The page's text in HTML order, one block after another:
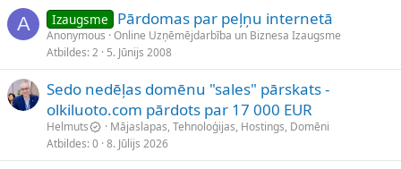
A Izaugsme Pārdomas par peļņu internetā
Anonymous Online Uzņēmējdarbība un Biznesa Izaugsme
Atbildes 2 5. Jūnijs 2008
Sedo nedēļas domēnu "sales" pārskats -
olkiluoto.com pārdots par 17 000 EUR
Helmuts
Mājaslapas, Tehnoloģijas, Hostings, Domēni
Atbildes 0 8. Jūlijs 2026